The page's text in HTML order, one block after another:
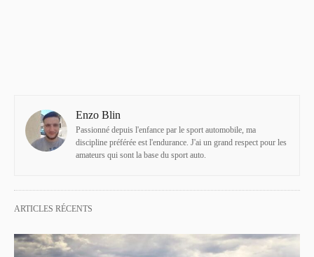
Enzo Blin
Passionné depuis l'enfance par le sport automobile, ma
discipline préférée est l'endurance. J'ai un grand respect pour les
amateurs qui sont la base du sport auto.
ARTICLES RÉCENTS